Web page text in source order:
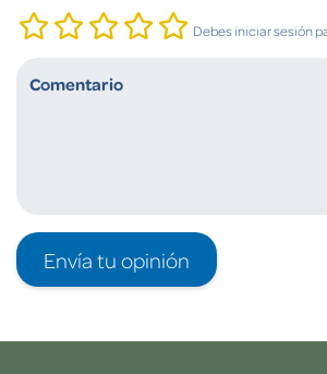
Debes iniciar sesión
Envía tu opinión